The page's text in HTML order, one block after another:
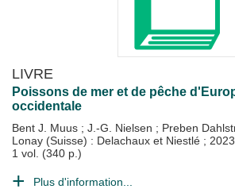
LIVRE
Poissons de mer et de pêche
occidentale
Bent J. Muus ; J.-G. Nielsen ; Preben
Lonay (Suisse) : Delachaux et Niestlé ; 2023
1 vol. (340 p.)
Plus d'information...